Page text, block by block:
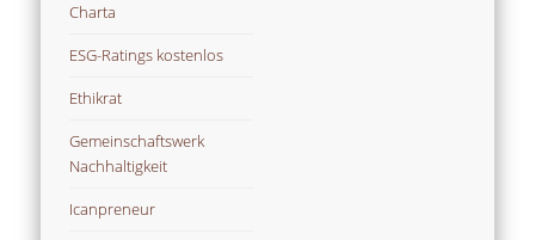
Charta
ESG-Ratings kostenlos
Ethikrat
Gemeinschaftswerk
Nachhaltigkeit
Icanpreneur